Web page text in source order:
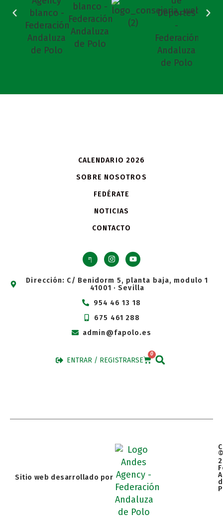
CALENDARIO 2026
SOBRE NOSOTROS
FEDÉRATE
NOTICIAS
CONTACTO
Dirección: C/ Benidorm 5, planta baja, modulo 1
41001 · Sevilla
954 46 13 18
675 461 288
admin@fapolo.es
ENTRAR / REGISTRARSE
0
Sitio web desarrollado por